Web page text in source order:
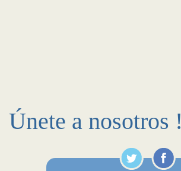
Únete a nosotros !